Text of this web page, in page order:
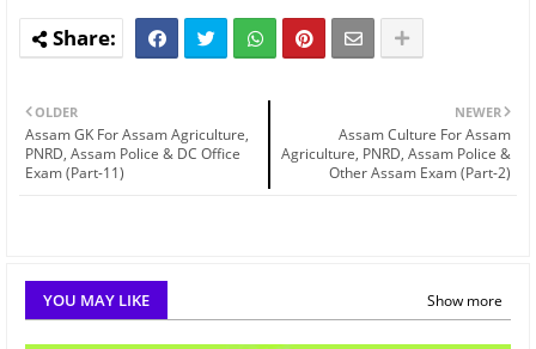
NEWER
Assam Culture For Assam
Agriculture, PNRD, Assam Police &
Other Assam Exam (Part-2)
OLDER
Assam GK For Assam Agriculture,
PNRD, Assam Police & DC Office
Exam (Part-11)
YOU MAY LIKE Show more